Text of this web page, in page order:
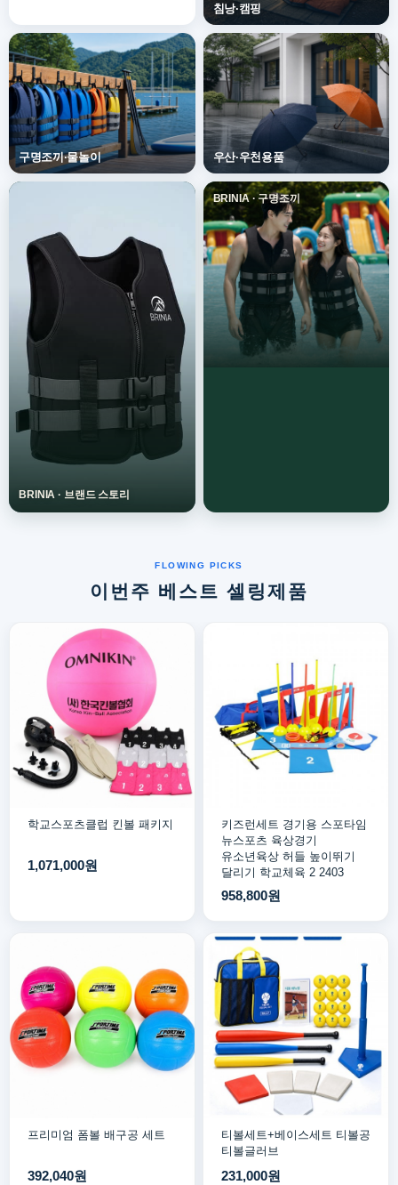
이번주 베스트 셀링제품
학교스포츠클럽 킨볼 패키지
1,071,000원
키즈런세트 경기용 스포타임
뉴스포츠 육상경기
유소년육상 허들 높이뛰기
달리기 학교체육 2 2403
958,800원
프리미엄 폼볼 배구공 세트
392,040원
티볼세트+베이스세트 티볼공
티볼글러브
231,000원